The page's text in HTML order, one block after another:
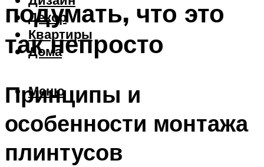
Декор
Квартиры
Дома
Меню
подумать, что это
так непросто
Принципы и
особенности монтажа
плинтусов